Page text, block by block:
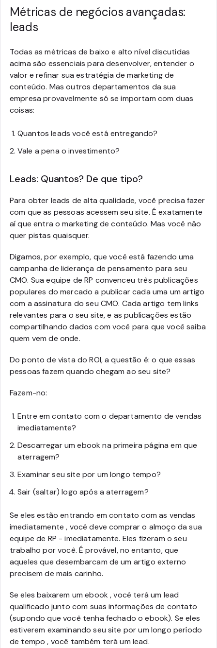
Métricas de negócios avançadas:
leads
Todas as métricas de baixo e alto nível discutidas
acima são essenciais para desenvolver, entender o
valor e refinar sua estratégia de marketing de
conteúdo. Mas outros departamentos da sua
empresa provavelmente só se importam com duas
coisas:
Quantos leads você está entregando?
Vale a pena o investimento?
Leads: Quantos? De que tipo?
Para obter leads de alta qualidade, você precisa fazer
com que as pessoas acessem seu site. É exatamente
aí que entra o marketing de conteúdo. Mas você não
quer pistas quaisquer.
Digamos, por exemplo, que você está fazendo uma
campanha de liderança de pensamento para seu
CMO. Sua equipe de RP convenceu três publicações
populares do mercado a publicar cada uma um artigo
com a assinatura do seu CMO. Cada artigo tem links
relevantes para o seu site, e as publicações estão
compartilhando dados com você para que você saiba
quem vem de onde.
Do ponto de vista do ROI, a questão é: o que essas
pessoas fazem quando chegam ao seu site?
Fazem-no:
Entre em contato com o departamento de vendas
imediatamente?
Descarregar um ebook na primeira página em que
aterragem?
Examinar seu site por um longo tempo?
Sair (saltar) logo após a aterragem?
Se eles estão entrando em contato com as vendas
imediatamente , você deve comprar o almoço da sua
equipe de RP - imediatamente. Eles fizeram o seu
trabalho por você. É provável, no entanto, que
aqueles que desembarcam de um artigo externo
precisem de mais carinho.
Se eles baixarem um ebook , você terá um lead
qualificado junto com suas informações de contato
(supondo que você tenha fechado o ebook). Se eles
estiverem examinando seu site por um longo período
de tempo , você também terá um lead.